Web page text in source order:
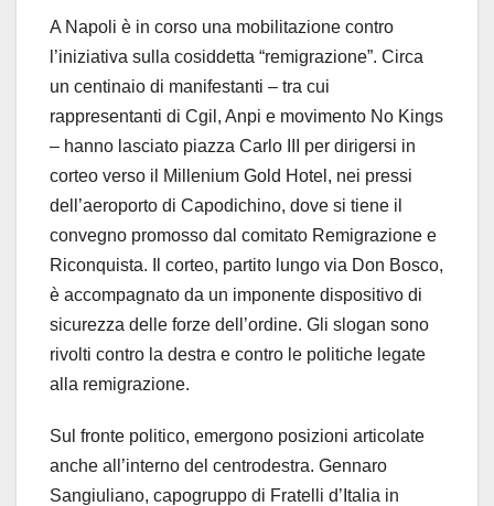
A Napoli è in corso una mobilitazione contro
l’iniziativa sulla cosiddetta “remigrazione”. Circa
un centinaio di manifestanti – tra cui
rappresentanti di Cgil, Anpi e movimento No Kings
– hanno lasciato piazza Carlo III per dirigersi in
corteo verso il Millenium Gold Hotel, nei pressi
dell’aeroporto di Capodichino, dove si tiene il
convegno promosso dal comitato Remigrazione e
Riconquista. Il corteo, partito lungo via Don Bosco,
è accompagnato da un imponente dispositivo di
sicurezza delle forze dell’ordine. Gli slogan sono
rivolti contro la destra e contro le politiche legate
alla remigrazione.
Sul fronte politico, emergono posizioni articolate
anche all’interno del centrodestra. Gennaro
Sangiuliano, capogruppo di Fratelli d’Italia in